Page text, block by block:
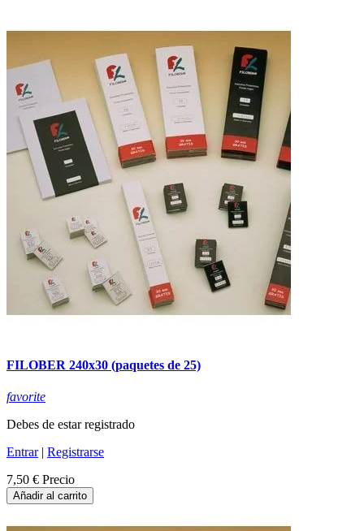
FILOBER 240x30 (paquetes de 25)
favorite
Debes de estar registrado
Entrar| Registrarse
7,50 € Precio
Añadir al carrito